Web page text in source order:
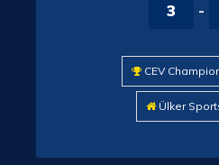
3 -
CEV
Ülker